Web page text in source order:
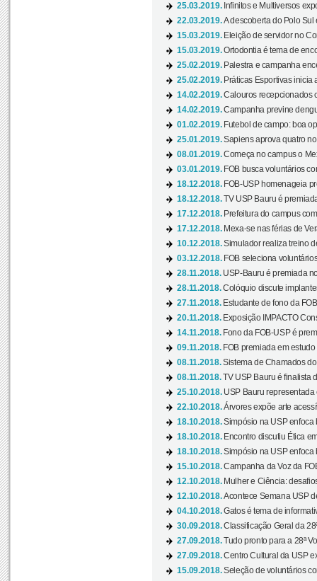
25.03.2019. Infinitos e Multiversos
22.03.2019.A descoberta do Polo Sul
15.03.2019. Eleição de servidor no
15.03.2019.Ortodontia é tema de
25.02.2019. Palestra e campanha
25.02.2019. Práticas Esportivas inicia
14.02.2019.Calouros recepcionados
14.02.2019.Campanha previne
01.02.2019. Futebol de campo: boa
25.01.2019.Sapiens aprova quatro
08.01.2019.Começa no campus o
03.01.2019. FOB busca voluntários
18.12.2018. FOB-USP homenageia
18.12.2018.TV USP Bauru é
17.12.2018. Prefeitura do campus
17.12.2018. Mexa-se nas férias de
10.12.2018.Simulador realiza treino
03.12.2018. FOB seleciona
28.11.2018. USP-Bauru é premiada
28.11.2018.Colóquio discute
27.11.2018. Estudante de fono da
20.11.2018. Exposição IMPACTO
14.11.2018. Fono da FOB-USP é
09.11.2018. FOB premiada em estudo
08.11.2018.Sistema de Chamados
08.11.2018.TV USP Bauru é finalista
25.10.2018. USP Bauru representada
22.10.2018.Árvores expõe arte
18.10.2018.Simpósio na USP enfoca
18.10.2018. Encontro discutiu Ética
18.10.2018.Simpósio na USP enfoca
15.10.2018.Campanha da Voz da
12.10.2018. Mulher e Ciência:
12.10.2018.Acontece Semana USP
04.10.2018.Gatos é tema de
30.09.2018.Classificação Geral da
27.09.2018.Tudo pronto para a 28ª
27.09.2018.Centro Cultural da USP
15.09.2018.Seleção de voluntários